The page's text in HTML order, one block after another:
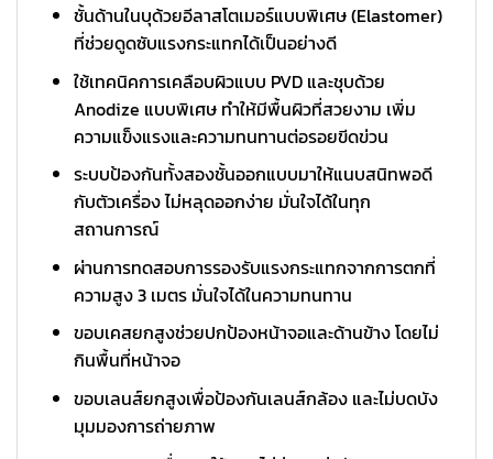
ชั้นด้านในบุด้วยอีลาสโตเมอร์แบบพิเศษ (Elastomer)
ที่ช่วยดูดซับแรงกระแทกได้เป็นอย่างดี
ใช้เทคนิคการเคลือบผิวแบบ PVD และชุบด้วย
Anodize แบบพิเศษ ทำให้มีพื้นผิวที่สวยงาม เพิ่ม
ความแข็งแรงและความทนทานต่อรอยขีดข่วน
ระบบป้องกันทั้งสองชั้นออกแบบมาให้แนบสนิทพอดี
กับตัวเครื่อง ไม่หลุดออกง่าย มั่นใจได้ในทุก
สถานการณ์
ผ่านการทดสอบการรองรับแรงกระแทกจากการตกที่
ความสูง 3 เมตร มั่นใจได้ในความทนทาน
ขอบเคสยกสูงช่วยปกป้องหน้าจอและด้านข้าง โดยไม่
กินพื้นที่หน้าจอ
ขอบเลนส์ยกสูงเพื่อป้องกันเลนส์กล้อง และไม่บดบัง
มุมมองการถ่ายภาพ